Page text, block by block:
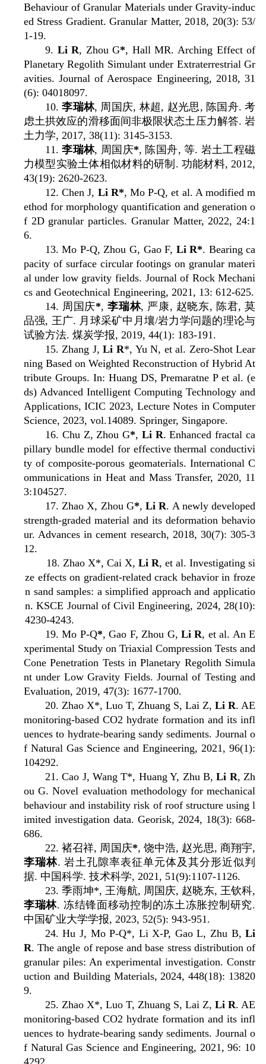
Behaviour of Granular Materials under Gravity-induc
ed Stress Gradient. Granular Matter, 2018, 20(3): 53/
1-19.
9. Li R, Zhou G*, Hall MR. Arching Effect of
Planetary Regolith Simulant under Extraterrestrial Gr
avities. Journal of Aerospace Engineering, 2018, 31
(6): 04018097.
10.李瑞林, 周国庆, 林超, 赵光思, 陈国舟.考
虑土拱效应的滑移面间非极限状态土压力解答.岩
土力学, 2017, 38(11): 3145-3153.
11.李瑞林, 周国庆*, 陈国舟, 等. 岩土工程磁
力模型实验土体相似材料的研制 . 功能材料, 2012,
43(19): 2620-2623.
12. Chen J, Li R*, Mo P-Q, et al. A modified m
ethod for morphology quantification and generation o
f 2D granular particles. Granular Matter, 2022, 24:1
6.
13. Mo P-Q, Zhou G, Gao F, Li R*. Bearing ca
pacity of surface circular footings on granular materi
al under low gravity fields. Journal of Rock Mechani
cs and Geotechnical Engineering, 2021, 13: 612-625.
14. 周国庆*, 李瑞林, 严康, 赵晓东, 陈君,莫
品强, 王广. 月球采矿中月壤/岩力学问题的理论与
试验方法. 煤炭学报, 2019, 44(1): 183-191.
15. Zhang J,Li R*, Yu N, et al. Zero-Shot Lear
ning Based on Weighted Reconstruction of Hybrid At
tribute Groups. In: Huang DS, Premaratne P et al. (e
ds) Advanced Intelligent Computing Technology and
Applications, ICIC 2023, Lecture Notes in Computer
Science, 2023, vol.14089. Springer, Singapore.
16. Chu Z, Zhou G*, Li R. Enhanced fractal ca
pillary bundle model for effective thermal conductivi
ty of composite-porous geomaterials. International C
ommunications in Heat and Mass Transfer, 2020, 11
3:104527.
17. Zhao X, Zhou G*,Li R. A newly developed
strength-graded material and its deformation behavio
ur. Advances in cement research, 2018, 30(7): 305-3
12.
18. Zhao X*, Cai X, Li R, et al. Investigating si
ze effects on gradient-related crack behavior in froze
n sand samples: a simplified approach and applicatio
n. KSCE Journal of Civil Engineering, 2024, 28(10):
4230-4243.
19. Mo P-Q*, Gao F, Zhou G, Li R, et al. An E
xperimental Study on Triaxial Compression Tests and
Cone Penetration Tests in Planetary Regolith Simula
nt under Low Gravity Fields. Journal of Testing and
Evaluation, 2019, 47(3): 1677-1700.
20. Zhao X*, Luo T, Zhuang S, Lai Z,Li R. AE
monitoring-based CO2 hydrate formation and its infl
uences to hydrate-bearing sandy sediments. Journal o
f Natural Gas Science and Engineering, 2021, 96(1):
104292.
21. Cao J, Wang T*, Huang Y, Zhu B,Li R, Zh
ou G. Novel evaluation methodology for mechanical
behaviour and instability risk of roof structure using l
imited investigation data. Georisk, 2024, 18(3): 668-
686.
22.褚召祥, 周国庆*, 饶中浩, 赵光思, 商翔宇,
李瑞林. 岩土孔隙率表征单元体及其分形近似判
据. 中国科学. 技术科学, 2021, 51(9):1107-1126.
23.季雨坤*,王海航, 周国庆, 赵晓东, 王钦科,
李瑞林. 冻结锋面移动控制的冻土冻胀控制研究.
中国矿业大学学报, 2023, 52(5): 943-951.
24. Hu J, Mo P-Q*, Li X-P, Gao L, Zhu B,Li
R. The angle of repose and base stress distribution of
granular piles: An experimental investigation. Constr
uction and Building Materials, 2024, 448(18): 13820
9.
25. Zhao X*, Luo T, Zhuang S, Lai Z,Li R. AE
monitoring-based CO2 hydrate formation and its infl
uences to hydrate-bearing sandy sediments. Journal o
f Natural Gas Science and Engineering, 2021, 96: 10